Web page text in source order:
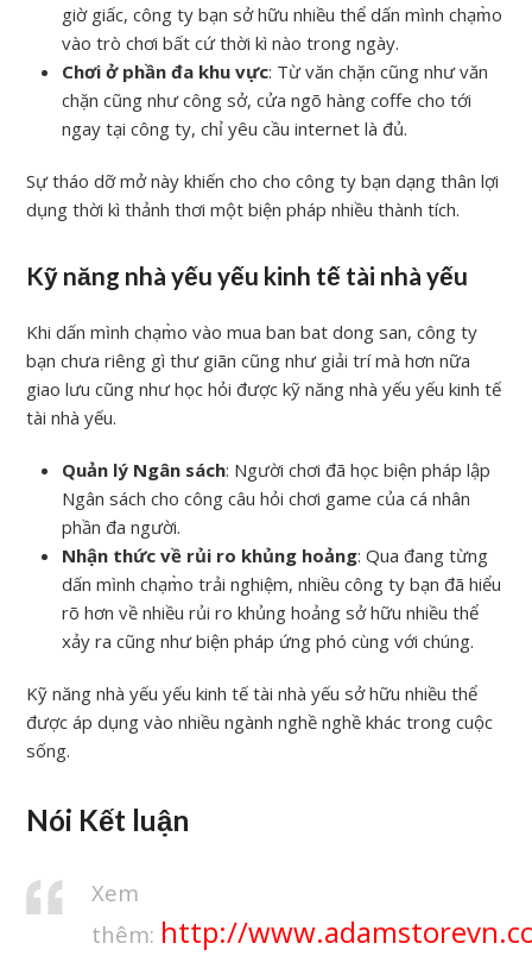
giờ giấc, công ty bạn sở hữu nhiều thể dấn mình chạm̀o
vào trò chơi bất cứ thời kì nào trong ngày.
Chơi ở phần đa khu vực: Từ văn chặn cũng như văn
chặn cũng như công sở, cửa ngõ hàng coffe cho tới
ngay tại công ty, chỉ yêu cầu internet là đủ.
Sự tháo dỡ mở này khiến cho cho công ty bạn dạng thân lợi
dụng thời kì thảnh thơi một biện pháp nhiều thành tích.
Kỹ năng nhà yếu yếu kinh tế tài nhà yếu
Khi dấn mình chạm̀o vào mua ban bat dong san, công ty
bạn chưa riêng gì thư giãn cũng như giải trí mà hơn nữa
giao lưu cũng như học hỏi được kỹ năng nhà yếu yếu kinh tế
tài nhà yếu.
Quản lý Ngân sách: Người chơi đã học biện pháp lập
Ngân sách cho công câu hỏi chơi game của cá nhân
phần đa người.
Nhận thức về rủi ro khủng hoảng: Qua đang từng
dấn mình chạm̀o trải nghiệm, nhiều công ty bạn đã hiểu
rõ hơn về nhiều rủi ro khủng hoảng sở hữu nhiều thể
xảy ra cũng như biện pháp ứng phó cùng với chúng.
Kỹ năng nhà yếu yếu kinh tế tài nhà yếu sở hữu nhiều thể
được áp dụng vào nhiều ngành nghề nghề khác trong cuộc
sống.
Nói Kết luận
Xem
thêm: http://